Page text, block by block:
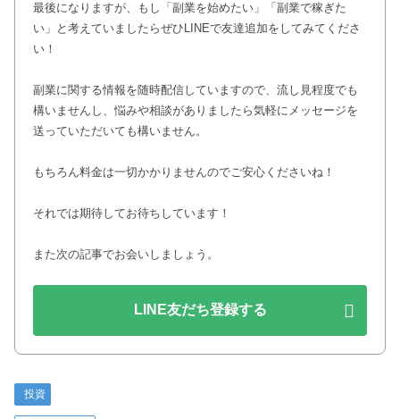
最後になりますが、もし「副業を始めたい」「副業で稼ぎた
い」と考えていましたらぜひLINEで友達追加をしてみてくださ
い！
副業に関する情報を随時配信していますので、流し見程度でも
構いませんし、悩みや相談がありましたら気軽にメッセージを
送っていただいても構いません。
もちろん料金は一切かかりませんのでご安心くださいね！
それでは期待してお待ちしています！
また次の記事でお会いしましょう。
LINE友だち登録する
投資